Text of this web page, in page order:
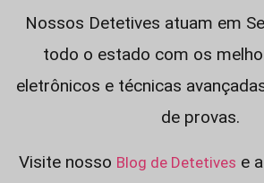
Nossos Detetives atuam em
todo o estado com os
eletrônicos e técnicas
de provas.
Visite nosso Blog de Detetives e